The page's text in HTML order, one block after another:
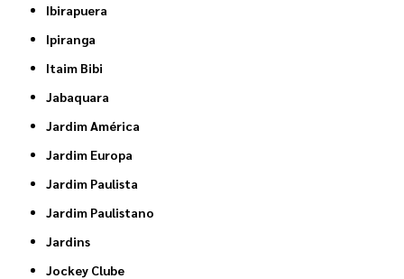
Ibirapuera
Ipiranga
Itaim Bibi
Jabaquara
Jardim América
Jardim Europa
Jardim Paulista
Jardim Paulistano
Jardins
Jockey Clube